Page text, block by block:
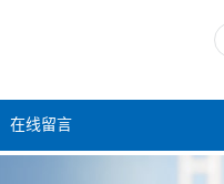
在线留言